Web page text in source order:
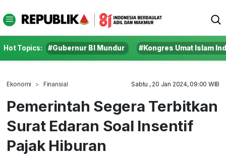
Hot Topics: #Gubernur BI Mundur #Kongres Umat Islam
Ekonomi Finansial Sabtu , 20 Jan 2024, 09:00 WIB
Pemerintah Segera Terbitkan
Surat Edaran Soal Insentif
Pajak Hiburan